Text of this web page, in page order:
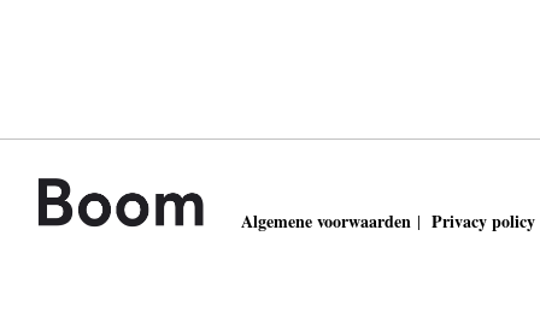
Algemene voorwaarden | Privacy policy